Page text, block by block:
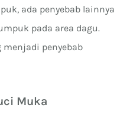
ada penyebab lainnya
pada area dagu.
penyebab
Muka